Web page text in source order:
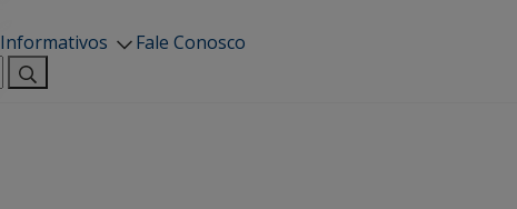
Informativos
Fale Conosco